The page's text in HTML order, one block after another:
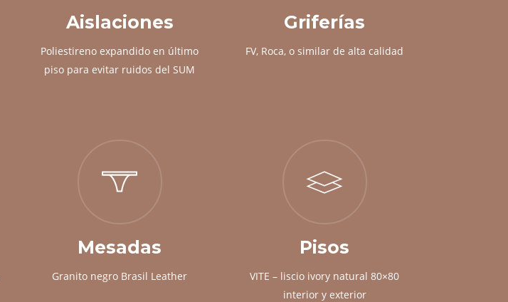
Aislaciones
Poliestireno expandido en último
piso para evitar ruidos del SUM
Griferías
FV, Roca, o similar de alta calidad
Mesadas
Granito negro Brasil Leather
Pisos
VITE – liscio ivory natural 80×80
interior y exterior